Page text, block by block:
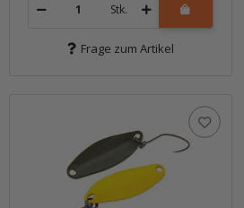
Stk.
Frage zum Artikel